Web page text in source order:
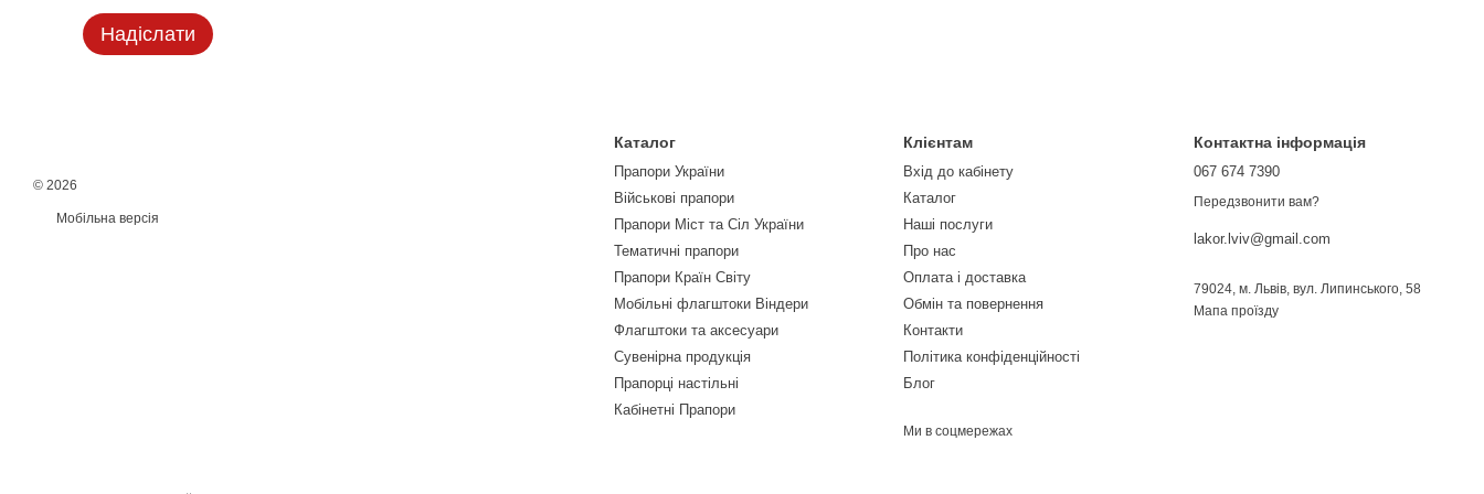
Надіслати
© 2026
Мобільна версія
Каталог
Прапори України
Військові прапори
Прапори Міст та Сіл України
Тематичні прапори
Прапори Країн Світу
Мобільні флагштоки Віндери
Флагштоки та аксесуари
Сувенірна продукція
Прапорці настільні
Кабінетні Прапори
Клієнтам
Вхід до кабінету
Каталог
Наші послуги
Про нас
Оплата і доставка
Обмін та повернення
Контакти
Політика конфіденційності
Блог
Ми в соцмережах
Контактна інформація
067 674 7390
Передзвонити вам?
lakor.lviv@gmail.com
79024, м. Львів, вул. Липинського, 58
Мапа проїзду